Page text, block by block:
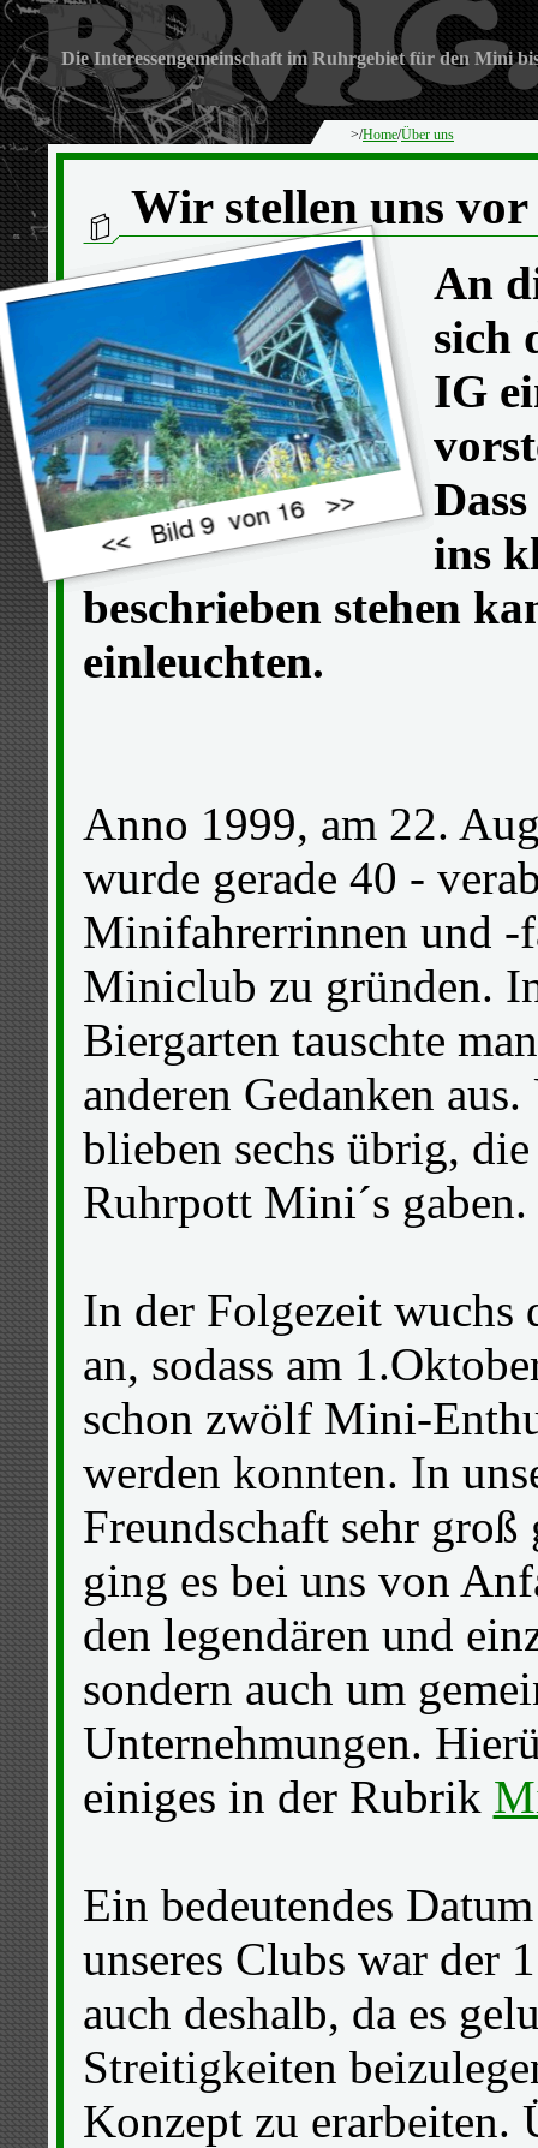
Die Interessengemeinschaft im Ruhrgebiet für den Mini
>/Home/Über uns
Wir stellen uns vor
An
sich
IG
ins
beschrieben stehen
einleuchten.
Anno 1999, am 22.
wurde gerade 40 -
Minifahrerrinnen und -
Miniclub zu gründen.
Biergarten tauschte
anderen Gedanken
blieben sechs übrig,
Ruhrpott Mini´s gaben.
In der Folgezeit
an, sodass am
schon zwölf Mini-
werden konnten. In
Freundschaft sehr groß
ging es bei uns von
den legendären und
sondern auch um
Unternehmungen.
einiges in der Rubrik
Ein bedeutendes
unseres Clubs war der
auch deshalb, da es
Streitigkeiten
Konzept zu erarbeiten.